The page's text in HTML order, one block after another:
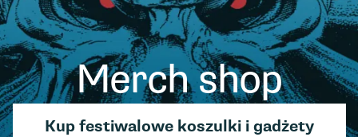
Merch shop
Kup festiwalowe koszulki i gadżety